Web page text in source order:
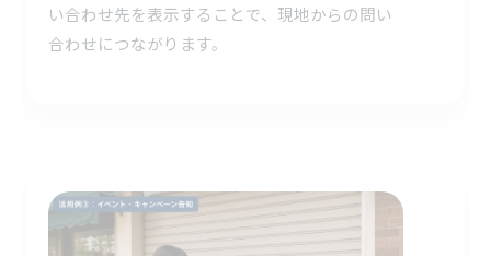
い合わせ先を表示することで、現地からの問い
合わせにつながります。